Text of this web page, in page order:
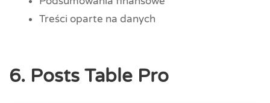
Treści oparte na danych
6. Posts Table Pro